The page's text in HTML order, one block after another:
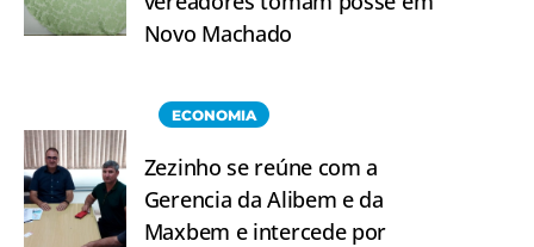
Novo Machado
ECONOMIA
Zezinho se reúne com a
Gerencia da Alibem e da
Maxbem e intercede por